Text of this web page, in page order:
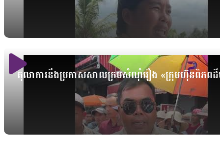
តុលាការនឹងប្រកាសសាលក្រមសំណុំរឿង «ក្រុមហ៊ុនពិភព